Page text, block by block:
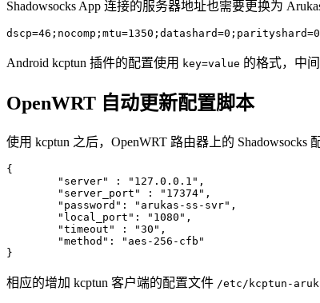
Shadowsocks App 连接的服务器地址也需要更换为
Android kcptun 插件的配置使用 key=value 的格式，中
OpenWRT 自动更新配置脚本
使用 kcptun 之后，OpenWRT 路由器上的 Shadowsocks
{
相应的增加 kcptun 客户端的配置文件 /etc/kcptun-